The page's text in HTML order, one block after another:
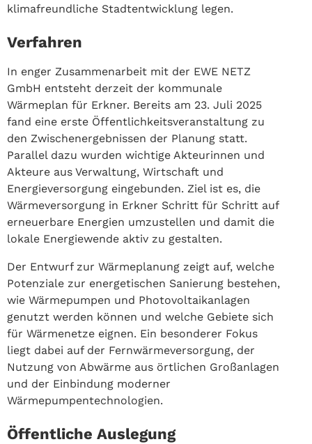
klimafreundliche Stadtentwicklung legen.
Verfahren
In enger Zusammenarbeit mit der EWE NETZ
GmbH entsteht derzeit der kommunale
Wärmeplan für Erkner. Bereits am 23. Juli 2025
fand eine erste Öffentlichkeitsveranstaltung zu
den Zwischenergebnissen der Planung statt.
Parallel dazu wurden wichtige Akteurinnen und
Akteure aus Verwaltung, Wirtschaft und
Energieversorgung eingebunden. Ziel ist es, die
Wärmeversorgung in Erkner Schritt für Schritt auf
erneuerbare Energien umzustellen und damit die
lokale Energiewende aktiv zu gestalten.
Der Entwurf zur Wärmeplanung zeigt auf, welche
Potenziale zur energetischen Sanierung bestehen,
wie Wärmepumpen und Photovoltaikanlagen
genutzt werden können und welche Gebiete sich
für Wärmenetze eignen. Ein besonderer Fokus
liegt dabei auf der Fernwärmeversorgung, der
Nutzung von Abwärme aus örtlichen Großanlagen
und der Einbindung moderner
Wärmepumpentechnologien.
Öffentliche Auslegung